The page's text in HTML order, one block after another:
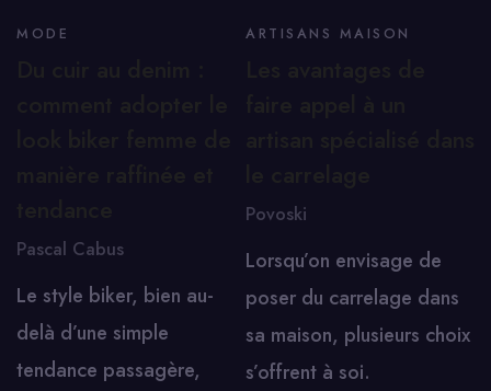
MODE
Pascal Cabus
Le style biker, bien au-
delà d’une simple
tendance passagère,
ARTISANS MAISON
Povoski
Lorsqu’on envisage de
poser du carrelage dans
sa maison, plusieurs choix
s’offrent à soi.